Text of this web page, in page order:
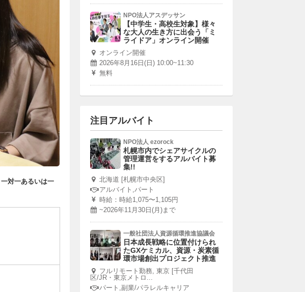
対一あるいは一
NPO法人アスデッサン
【中学生・高校生対象】様々
な大人の生き方に出会う「ミ
ライドア」オンライン開催
オンライン開催
2026年8月16日(日) 10:00~11:30
無料
注目アルバイト
NPO法人 ezorock
札幌市内でシェアサイクルの
管理運営をするアルバイト募
集!!
北海道 [札幌市中央区]
アルバイト,パート
時給：時給1,075〜1,105円
~2026年11月30日(月)まで
一般社団法人資源循環推進協議会
日本成長戦略に位置付けられ
たGXケミカル、資源・炭素循
環市場創出プロジェクト推進
フルリモート勤務, 東京 [千代田
区/JR・東京メトロ...
パート,副業/パラレルキャリア